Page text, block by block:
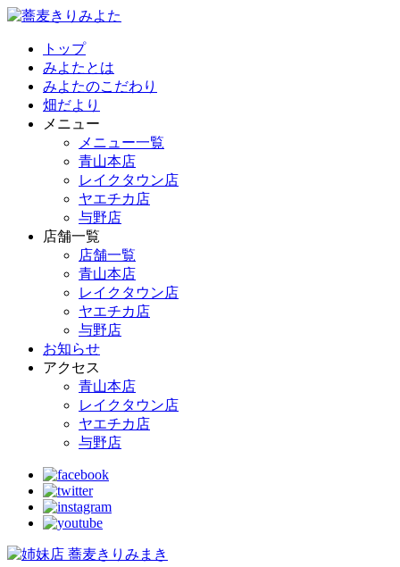
トップ
みよたとは
みよたのこだわり
畑だより
メニュー
メニュー一覧
青山本店
レイクタウン店
ヤエチカ店
与野店
店舗一覧
店舗一覧
青山本店
レイクタウン店
ヤエチカ店
与野店
お知らせ
アクセス
青山本店
レイクタウン店
ヤエチカ店
与野店